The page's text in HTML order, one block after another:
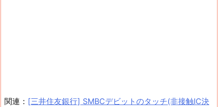
関連： [三井住友銀行] SMBCデビットのタッチ(非接触IC決